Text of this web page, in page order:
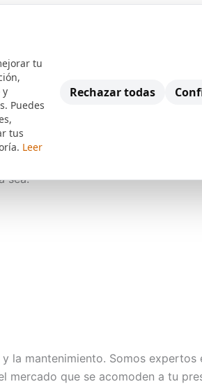
para Manaut, hace que su
efectuamos la reparación. Nuestra
servicios:
Don Benito sabemos que contar
necesidad imperiosa. Es
en toda la provincia para darle
sea:
la mantenimiento. Somos expertos
mercado que se acomoden a tu
tu
y
Puedes
tus
Leer
Rechazar todas